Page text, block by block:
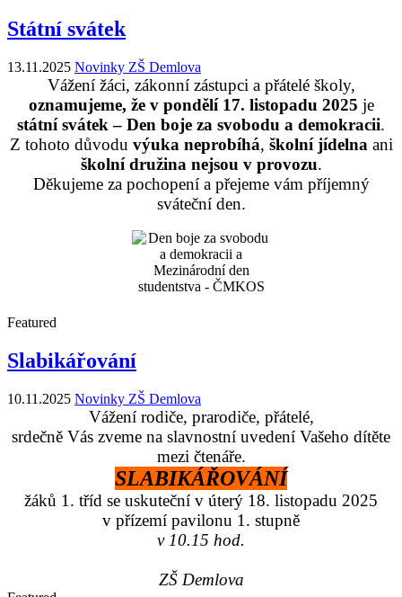
Státní svátek
13.11.2025 Novinky ZŠ Demlova
Vážení žáci, zákonní zástupci a přátelé školy,
oznamujeme, že v pondělí 17. listopadu 2025 je
státní svátek – Den boje za svobodu a demokracii.
Z tohoto důvodu výuka neprobíhá, školní jídelnaani
školní družina nejsou v provozu.
Děkujeme za pochopení a přejeme vám příjemný
sváteční den.
Featured
Slabikářování
10.11.2025 Novinky ZŠ Demlova
Vážení rodiče, prarodiče, přátelé,
srdečně Vás zveme na slavnostní uvedení Vašeho dítěte
mezi čtenáře.
SLABIKÁŘOVÁNÍ
žáků 1. tříd se uskuteční v úterý 18. listopadu 2025
v přízemí pavilonu 1. stupně
v 10.15 hod.
ZŠ Demlova